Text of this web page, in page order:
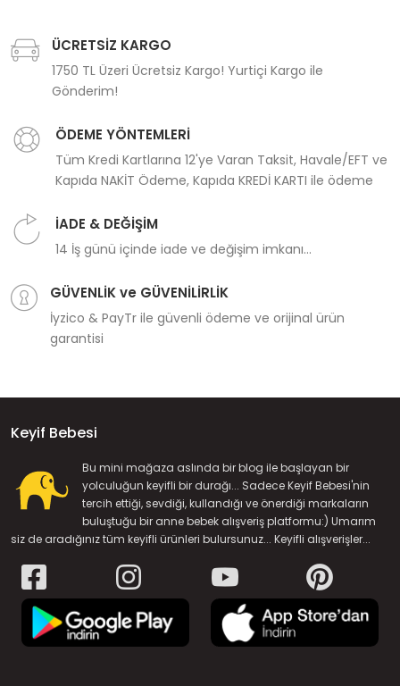
ÜCRETSİZ KARGO
1750 TL Üzeri Ücretsiz Kargo! Yurtiçi Kargo ile
Gönderim!
ÖDEME YÖNTEMLERİ
Tüm Kredi Kartlarına 12'ye Varan Taksit, Havale/EFT ve
Kapıda NAKİT Ödeme, Kapıda KREDİ KARTI ile ödeme
İADE & DEĞİŞİM
14 İş günü içinde iade ve değişim imkanı...
GÜVENLİK ve GÜVENİLİRLİK
İyzico & PayTr ile güvenli ödeme ve orijinal ürün
garantisi
Keyif Bebesi
Bu mini mağaza aslında bir blog ile başlayan bir
yolculuğun keyifli bir durağı... Sadece Keyif Bebesi'nin
tercih ettiği, sevdiği, kullandığı ve önerdiği markaların
buluştuğu bir anne bebek alışveriş platformu:) Umarım
siz de aradığınız tüm keyifli ürünleri bulursunuz... Keyifli alışverişler...